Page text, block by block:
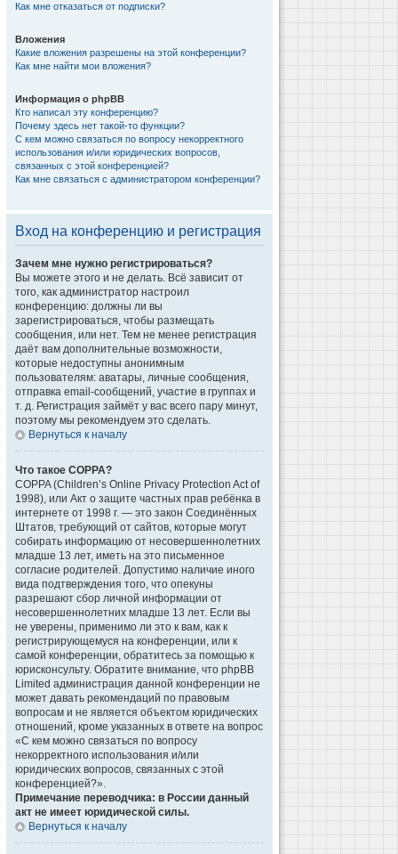
Как мне отказаться от подписки?
Вложения
Какие вложения разрешены на этой конференции?
Как мне найти мои вложения?
Информация о phpBB
Кто написал эту конференцию?
Почему здесь нет такой-то функции?
С кем можно связаться по вопросу некорректного
использования и/или юридических вопросов,
связанных с этой конференцией?
Как мне связаться с администратором конференции?
Вход на конференцию и регистрация
Зачем мне нужно регистрироваться?
Вы можете этого и не делать. Всё зависит от
того, как администратор настроил
конференцию: должны ли вы
зарегистрироваться, чтобы размещать
сообщения, или нет. Тем не менее регистрация
даёт вам дополнительные возможности,
которые недоступны анонимным
пользователям: аватары, личные сообщения,
отправка email-сообщений, участие в группах и
т. д. Регистрация займёт у вас всего пару минут,
поэтому мы рекомендуем это сделать.
Вернуться к началу
Что такое COPPA?
COPPA (Children’s Online Privacy Protection Act of
1998), или Акт о защите частных прав ребёнка в
интернете от 1998 г. — это закон Соединённых
Штатов, требующий от сайтов, которые могут
собирать информацию от несовершеннолетних
младше 13 лет, иметь на это письменное
согласие родителей. Допустимо наличие иного
вида подтверждения того, что опекуны
разрешают сбор личной информации от
несовершеннолетних младше 13 лет. Если вы
не уверены, применимо ли это к вам, как к
регистрирующемуся на конференции, или к
самой конференции, обратитесь за помощью к
юрисконсульту. Обратите внимание, что phpBB
Limited администрация данной конференции не
может давать рекомендаций по правовым
вопросам и не является объектом юридических
отношений, кроме указанных в ответе на вопрос
«С кем можно связаться по вопросу
некорректного использования и/или
юридических вопросов, связанных с этой
конференцией?».
Примечание переводчика: в России данный
акт не имеет юридической силы.
Вернуться к началу